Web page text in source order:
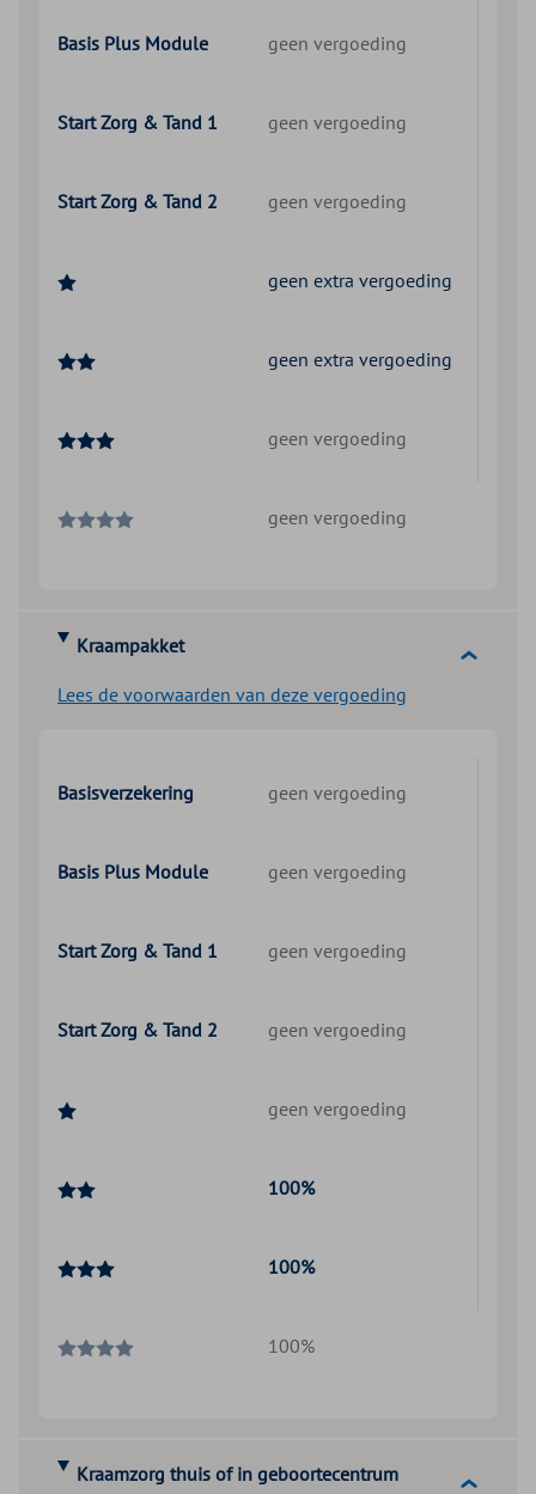
Basis Plus Module geen vergoeding
Start Zorg & Tand 1 geen vergoeding
Start Zorg & Tand 2 geen vergoeding
geen extra vergoeding
geen extra vergoeding
geen vergoeding
geen vergoeding
Kraampakket
Lees de voorwaarden van deze vergoeding
Basisverzekering geen vergoeding
Basis Plus Module geen vergoeding
Start Zorg & Tand 1 geen vergoeding
Start Zorg & Tand 2 geen vergoeding
geen vergoeding
100%
100%
100%
Kraamzorg thuis of in geboortecentrum